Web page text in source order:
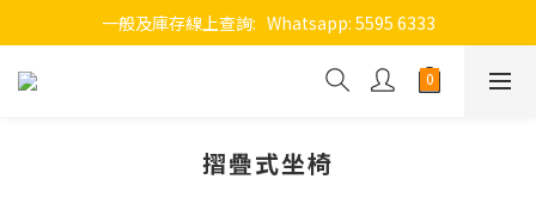
一般及庫存線上查詢:   Whatsapp: 5595 6333
摺疊式坐椅